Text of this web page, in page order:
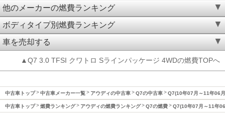
他のメーカーの燃費ランキング
ボディタイプ別燃費ランキング
車を売却する
▲Q7 3.0 TFSI クワトロ Sラインパッケージ 4WDの燃費TOPへ
中古車トップ 中古車メーカー一覧 アウディの中古車 Q7の中古車 Q7(10年07月～11年06
中古車トップ 燃費ランキング アウディの燃費ランキング Q7の燃費 Q7(10年07月～11年